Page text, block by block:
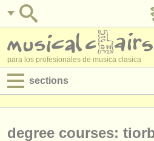
para los profesionales de musica clasica
sections
degree courses: